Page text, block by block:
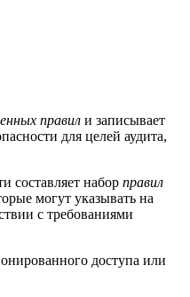
правил и записывает
для целей аудита,
составляет набор правил
могут указывать на
с требованиями
доступа или